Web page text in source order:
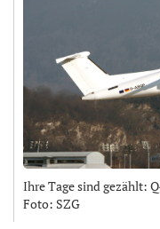
Ihre Tage sind gezählt:
Foto: SZG